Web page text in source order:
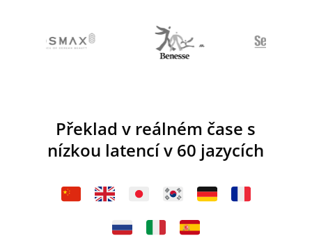
Překlad v reálném čase s
nízkou latencí v 60 jazycích